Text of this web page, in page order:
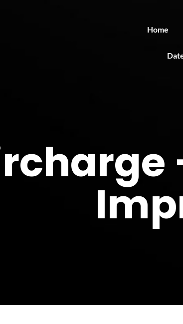
Home